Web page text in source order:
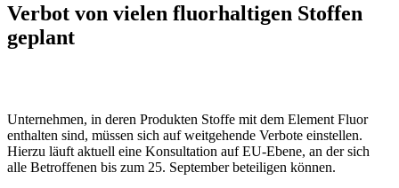
Verbot von vielen fluorhaltigen Stoffen
geplant
Unternehmen, in deren Produkten Stoffe mit dem Element Fluor
enthalten sind, müssen sich auf weitgehende Verbote einstellen.
Hierzu läuft aktuell eine Konsultation auf EU-Ebene, an der sich
alle Betroffenen bis zum 25. September beteiligen können.